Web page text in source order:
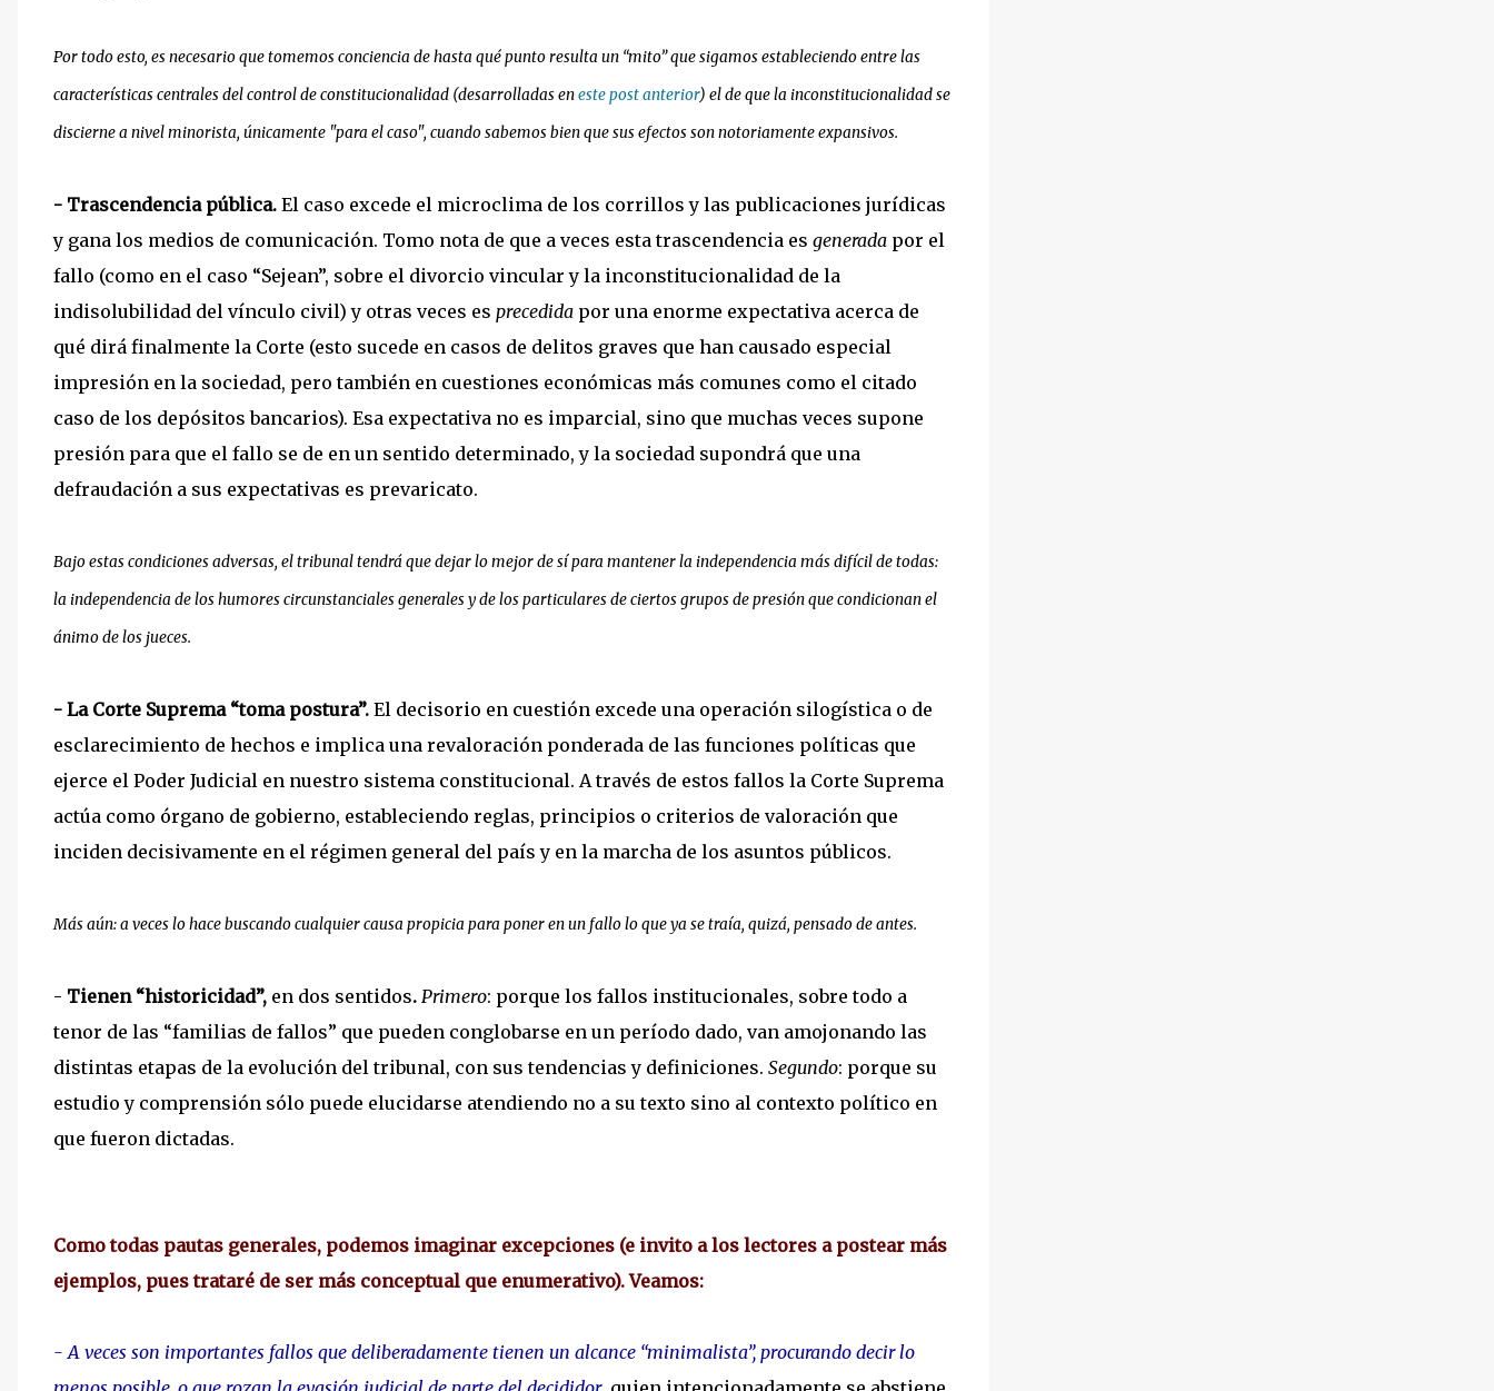
Por todo esto, es necesario que tomemos conciencia de hasta qué punto resulta un “mito” que sigamos estableciendo entre las
características centrales del control de constitucionalidad (desarrolladas eneste post anterior) el de que la inconstitucionalidad se
discierne a nivel minorista, únicamente "para el caso", cuando sabemos bien que sus efectos son notoriamente expansivos.
- Trascendencia pública. El caso excede el microclima de los corrillos y las publicaciones jurídicas
y gana los medios de comunicación. Tomo nota de que a veces esta trascendencia es generada por el
fallo (como en el caso “Sejean”, sobre el divorcio vincular y la inconstitucionalidad de la
indisolubilidad del vínculo civil) y otras veces es precedida por una enorme expectativa acerca de
qué dirá finalmente la Corte (esto sucede en casos de delitos graves que han causado especial
impresión en la sociedad, pero también en cuestiones económicas más comunes como el citado
caso de los depósitos bancarios). Esa expectativa no es imparcial, sino que muchas veces supone
presión para que el fallo se de en un sentido determinado, y la sociedad supondrá que una
defraudación a sus expectativas es prevaricato.
Bajo estas condiciones adversas, el tribunal tendrá que dejar lo mejor de sí para mantener la independencia más difícil de todas:
la independencia de los humores circunstanciales generales y de los particulares de ciertos grupos de presión que condicionan el
ánimo de los jueces.
- La Corte Suprema “toma postura”. El decisorio en cuestión excede una operación silogística o de
esclarecimiento de hechos e implica una revaloración ponderada de las funciones políticas que
ejerce el Poder Judicial en nuestro sistema constitucional. A través de estos fallos la Corte Suprema
actúa como órgano de gobierno, estableciendo reglas, principios o criterios de valoración que
inciden decisivamente en el régimen general del país y en la marcha de los asuntos públicos.
Más aún: a veces lo hace buscando cualquier causa propicia para poner en un fallo lo que ya se traía, quizá, pensado de antes.
- Tienen “historicidad”, en dos sentidos. Primero: porque los fallos institucionales, sobre todo a
tenor de las “familias de fallos” que pueden conglobarse en un período dado, van amojonando las
distintas etapas de la evolución del tribunal, con sus tendencias y definiciones. Segundo: porque su
estudio y comprensión sólo puede elucidarse atendiendo no a su texto sino al contexto político en
que fueron dictadas.
Como todas pautas generales, podemos imaginar excepciones (e invito a los lectores a postear más
ejemplos, pues trataré de ser más conceptual que enumerativo). Veamos:
- A veces son importantes fallos que deliberadamente tienen un alcance “minimalista”, procurando decir lo